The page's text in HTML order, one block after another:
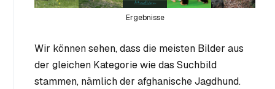
Ergebnisse
Wir können sehen, dass die meisten Bilder aus
der gleichen Kategorie wie das Suchbild
stammen, nämlich der afghanische Jagdhund.